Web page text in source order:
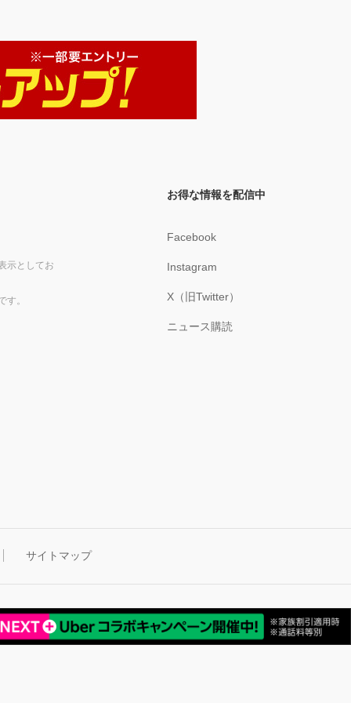
示としてお
す。
お得な情報を配信中
Facebook
Instagram
X（旧Twitter）
ニュース購読
サイトマップ